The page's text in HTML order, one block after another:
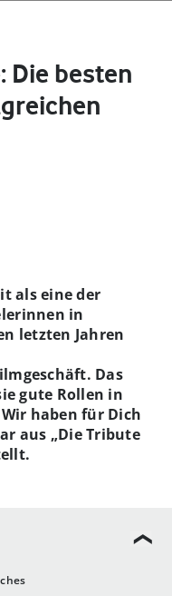
Die besten
als eine der
in
letzten Jahren
Das
gute Rollen in
haben für Dich
aus „Die Tribute